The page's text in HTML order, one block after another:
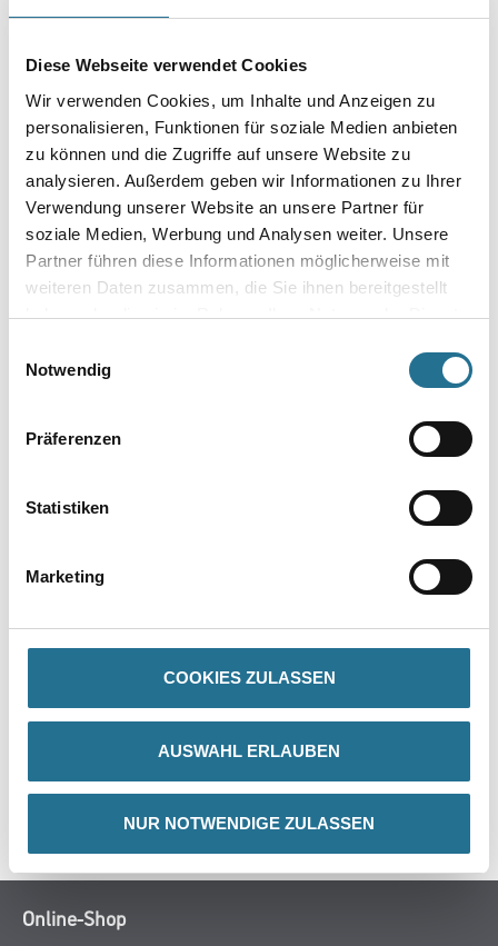
Diese Webseite verwendet Cookies
Wir verwenden Cookies, um Inhalte und Anzeigen zu
personalisieren, Funktionen für soziale Medien anbieten
zu können und die Zugriffe auf unsere Website zu
analysieren. Außerdem geben wir Informationen zu Ihrer
Verwendung unserer Website an unsere Partner für
soziale Medien, Werbung und Analysen weiter. Unsere
Partner führen diese Informationen möglicherweise mit
weiteren Daten zusammen, die Sie ihnen bereitgestellt
haben oder die sie im Rahmen Ihrer Nutzung der Dienste
Notwendig
Präferenzen
Statistiken
Marketing
COOKIES ZULASSEN
AUSWAHL ERLAUBEN
NUR NOTWENDIGE ZULASSEN
Farbtonbezeichnung
Gebinde
Umrechnungsfaktoren
PRODUKTEIGENSCHAFTEN
ZUSATZINFOS
GEFAHRENHINWEISE
SPEZIFIKATIONEN
Online-Shop